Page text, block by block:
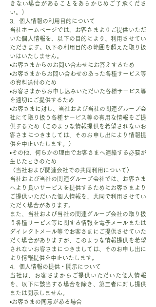
きない場合があることをあらかじめご了承くださ
い。）
3．個人情報の利用目的について
当社ホームページでは、お客さまよりご提供いただ
いた個人情報を、以下の目的により、利用させてい
ただきます。以下の利用目的の範囲を超えた取り扱
いはいたしません。
•お客さまからのお問い合わせにお答えするため
•お客さまからお問い合わせのあった各種サービス等
の資料送付のため
•お客さまからお申し込みいただいた各種サービス等
を適切にご提供するため
•お客さまに対し、当社および当社の関連グループ会
社にて取り扱う各種サービス等の有用な情報をご提
供するため（このような情報提供を希望されないお
客さまにつきましては、そのお申し出により情報提
供を中止いたします。）
•その他、何らかの理由でお客さまへ連絡する必要が
生じたときのため
〈当社および関連会社での共同利用について〉
当社および当社の関連グループ会社では、お客さま
へより良いサービスを提供するためにお客さまより
ご提供いただいた個人情報を、共同で利用させてい
ただく場合があります。
また、当社および当社の関連グループ会社の取り扱
う各種サービス等に関する情報を電子メールまたは
ダイレクトメール等でお客さまにご提供させていた
だく場合がありますが、このような情報提供を希望
されないお客さまにつきましては、そのお申し出に
より情報提供を中止いたします。
4．個人情報の提供・開示について
当社は、お客さまからご提供いただいた個人情報
を、以下に該当する場合を除き、第三者に対し提供
または開示しません。
•お客さまの同意がある場合